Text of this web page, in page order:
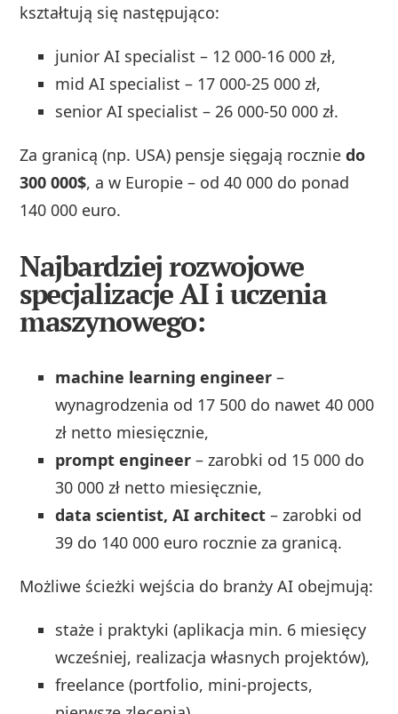
kształtują się następująco:
junior AI specialist – 12 000-16 000 zł,
mid AI specialist – 17 000-25 000 zł,
senior AI specialist – 26 000-50 000 zł.
Za granicą (np. USA) pensje sięgają roczniedo
300 000$, a w Europie – od 40 000 do ponad
140 000 euro.
Najbardziej rozwojowe
specjalizacje AI i uczenia
maszynowego:
machine learning engineer –
wynagrodzenia od 17 500 do nawet 40 000
zł netto miesięcznie,
prompt engineer – zarobki od 15 000 do
30 000 zł netto miesięcznie,
data scientist, AI architect – zarobki od
39 do 140 000 euro rocznie za granicą.
Możliwe ścieżki wejścia do branży AI obejmują:
staże i praktyki (aplikacja min. 6 miesięcy
wcześniej, realizacja własnych projektów),
freelance (portfolio, mini-projects,